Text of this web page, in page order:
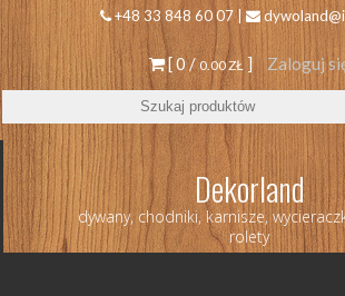
+48 33 848 60 07 |
[ 0 /0.00 ZŁ ] Zaloguj
Dekorland
dywany, chodniki, karnisze,
rolety